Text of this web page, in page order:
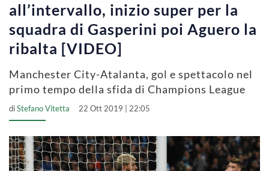
all’intervallo, inizio super per la
squadra di Gasperini poi Aguero la
ribalta [VIDEO]
Manchester City-Atalanta, gol e spettacolo nel
primo tempo della sfida di Champions League
diStefano Vitetta 22 Ott 2019 | 22:05